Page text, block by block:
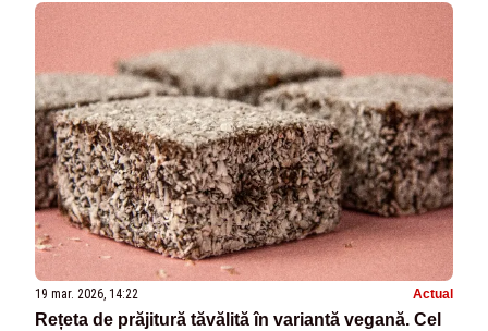
19 mar. 2026, 14:22 Actual
Rețeta de prăjitură tăvălită în variantă vegană. Cel